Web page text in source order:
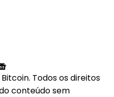
Todos os direitos
conteúdo sem